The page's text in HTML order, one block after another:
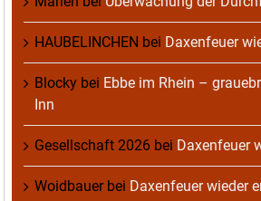
HAUBELINCHEN bei Daxenfeuer
Blocky bei Ebbe im Rhein –
Inn
Gesellschaft 2026 bei Daxenfeuer
Woidbauerbei Daxenfeuer wieder